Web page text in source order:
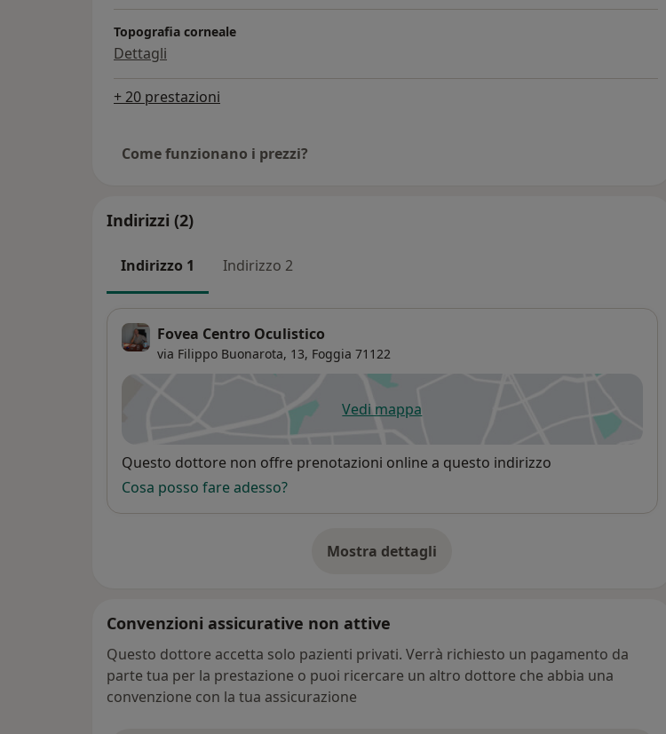
Topografia corneale
Dettagli
+ 20 prestazioni
Come funzionano i prezzi?
Indirizzi (2)
Indirizzo 1 Indirizzo 2
Fovea Centro Oculistico
via Filippo Buonarota, 13, Foggia 71122
Vedi mappasi apre in una nuova scheda
Disponibilità
Questo dottore non offre prenotazioni online a questo indirizzo
Cosa posso fare adesso?
Mostra dettagli
sull'indirizzo
Convenzioni assicurative non attive
Questo dottore accetta solo pazienti privati. Verrà richiesto un pagamento da
parte tua per la prestazione o puoi ricercare un altro dottore che abbia una
convenzione con la tua assicurazione